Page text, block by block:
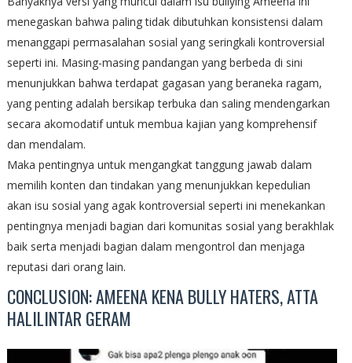
menegaskan bahwa paling tidak dibutuhkan konsistensi dalam
menanggapi permasalahan sosial yang seringkali kontroversial
seperti ini. Masing-masing pandangan yang berbeda di sini
menunjukkan bahwa terdapat gagasan yang beraneka ragam,
yang penting adalah bersikap terbuka dan saling mendengarkan
secara akomodatif untuk membua kajian yang komprehensif
dan mendalam.
Maka pentingnya untuk mengangkat tanggung jawab dalam
memilih konten dan tindakan yang menunjukkan kepedulian
akan isu sosial yang agak kontroversial seperti ini menekankan
pentingnya menjadi bagian dari komunitas sosial yang berakhlak
baik serta menjadi bagian dalam mengontrol dan menjaga
reputasi dari orang lain.
CONCLUSION: AMEENA KENA BULLY HATERS, ATTA
HALILINTAR GERAM